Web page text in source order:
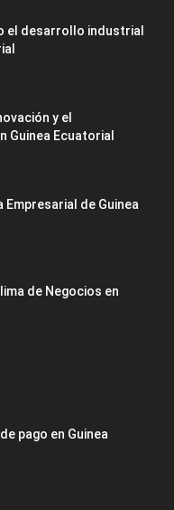
el desarrollo industrial
y el
Guinea Ecuatorial
Empresarial de Guinea
de Negocios en
pago en Guinea